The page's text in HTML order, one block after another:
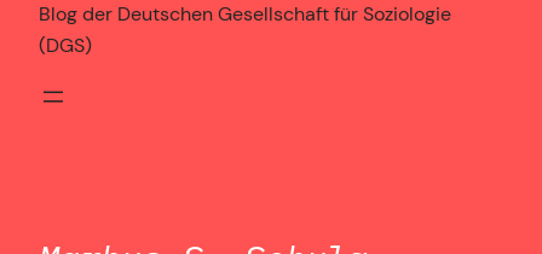
Blog der Deutschen Gesellschaft für Soziologie
(DGS)